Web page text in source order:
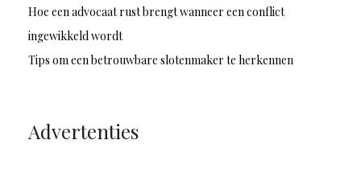
Hoe een advocaat rust brengt wanneer een conflict
ingewikkeld wordt
Tips om een betrouwbare slotenmaker te herkennen
Advertenties